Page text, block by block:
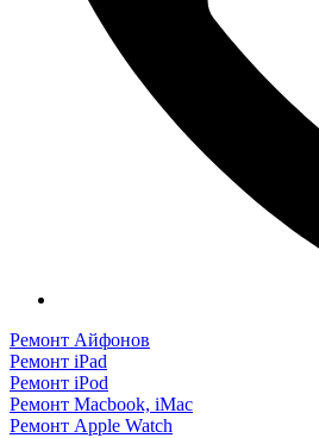
Ремонт Айфонов
Ремонт iPad
Ремонт iPod
Ремонт Macbook, iMac
Ремонт Apple Watch